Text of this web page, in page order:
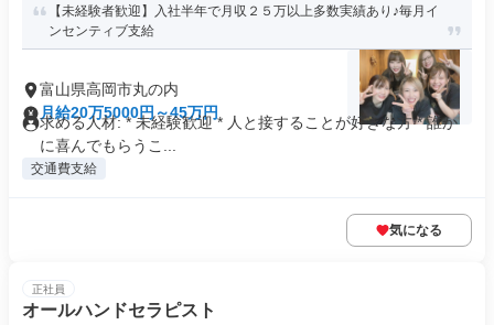
【未経験者歓迎】入社半年で月収２５万以上多数実績あり♪毎月イ
ンセンティブ支給
富山県高岡市丸の内
月給20万5000円～45万円
求める人材: * 未経験歓迎 * 人と接することが好きな方 * 誰か
に喜んでもらうこ...
交通費支給
気になる
正社員
オールハンドセラピスト